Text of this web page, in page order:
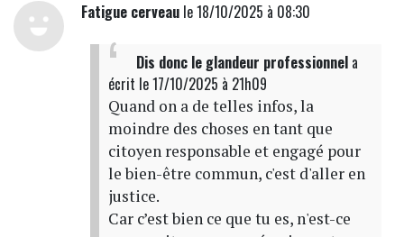
Fatigue cerveaule 18/10/2025 à 08:30
Dis donc le glandeur professionnela
écrit le 17/10/2025 à 21h09
Quand on a de telles infos, la
moindre des choses en tant que
citoyen responsable et engagé pour
le bien-être commun, c'est d'aller en
justice.
Car c’est bien ce que tu es, n'est-ce